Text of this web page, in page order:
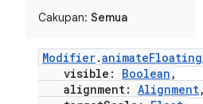
Cakupan: Semua
Modifier.
visible: Boolean ,
alignment: Alignment,